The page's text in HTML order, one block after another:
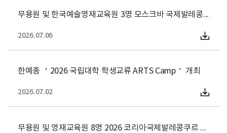
무용원 및 한국예술영재교육원 3명 모스크바 국제발레콩쿠르 1
2026.07.06
한예종 ＇2026 국립대학 학생교류 ARTS Camp＇ 개최
2026.07.02
무용원 및 영재교육원 8명 2026 코리아국제발레콩쿠르 입상